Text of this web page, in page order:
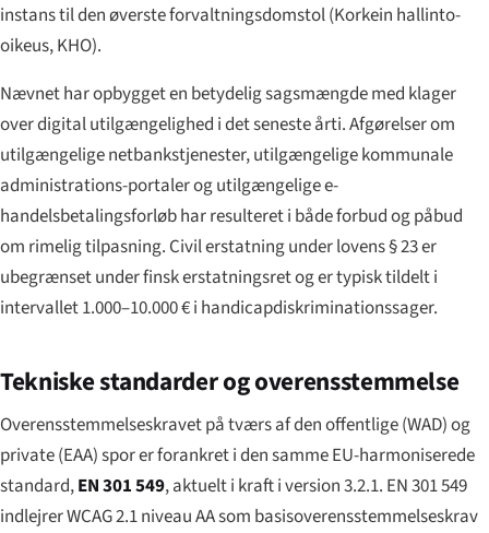
instans til den øverste forvaltningsdomstol (Korkein hallinto-
oikeus, KHO).
Nævnet har opbygget en betydelig sagsmængde med klager
over digital utilgængelighed i det seneste årti. Afgørelser om
utilgængelige netbankstjenester, utilgængelige kommunale
administrations-portaler og utilgængelige e-
handelsbetalingsforløb har resulteret i både forbud og påbud
om rimelig tilpasning. Civil erstatning under lovens § 23 er
ubegrænset under finsk erstatningsret og er typisk tildelt i
intervallet 1.000–10.000 € i handicapdiskriminationssager.
Tekniske standarder og overensstemmelse
Overensstemmelseskravet på tværs af den offentlige (WAD) og
private (EAA) spor er forankret i den samme EU-harmoniserede
standard,EN 301 549, aktuelt i kraft i version 3.2.1. EN 301 549
indlejrer WCAG 2.1 niveau AA som basisoverensstemmelseskrav